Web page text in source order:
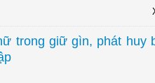
trong giữ gìn, phát huy